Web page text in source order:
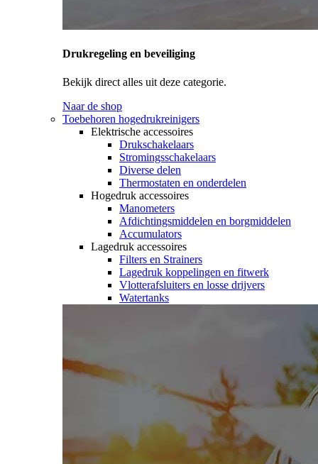
Drukregeling en beveiliging
Bekijk direct alles uit deze categorie.
Naar de shop
Toebehoren hogedrukreinigers
Elektrische accessoires
Drukschakelaars
Stromingsschakelaars
Diverse delen
Thermostaten en onderdelen
Hogedruk accessoires
Manometers
Afdichtingsmiddelen en borgmiddelen
Accumulators
Lagedruk accessoires
Filters en Strainers
Lagedruk koppelingen en fitwerk
Vlotterafsluiters en losse drijvers
Watertanks